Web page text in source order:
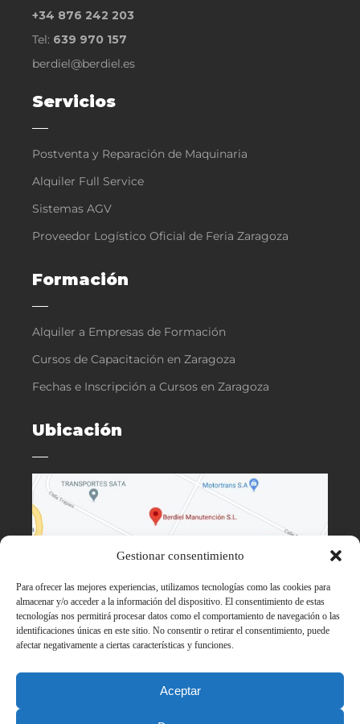
Gestionar consentimiento
Para ofrecer las mejores experiencias, utilizamos tecnologías como las cookies para
almacenar y/o acceder a la información del dispositivo. El consentimiento de estas
tecnologías nos permitirá procesar datos como el comportamiento de navegación o las
identificaciones únicas en este sitio. No consentir o retirar el consentimiento, puede
afectar negativamente a ciertas características y funciones.
Aceptar
+34 876 242 203
Tel: 639 970 157
berdiel@berdiel.es
Servicios
Postventa y Reparación de Maquinaria
Alquiler Full Service
Sistemas AGV
Proveedor Logístico Oficial de Feria Zaragoza
Formación
Alquiler a Empresas de Formación
Cursos de Capacitación en Zaragoza
Fechas e Inscripción a Cursos en Zaragoza
Ubicación